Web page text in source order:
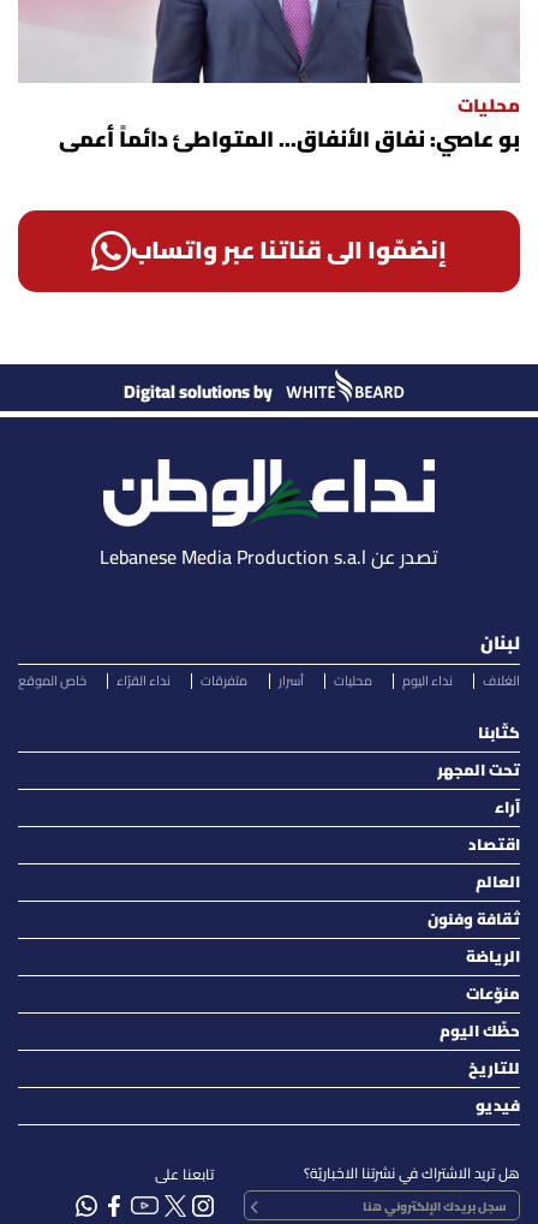
محليات
بو عاصي: نفاق الأنفاق... المتواطئ دائماً أعمى
إنضمّوا الى قناتنا عبر واتساب
Digital solutions by
تصدر عن Lebanese Media Production s.a.l
لبنان
الغلاف نداء اليوم محليات أسرار متفرقات نداء القرّاء خاص الموقع
كتّابنا
تحت المجهر
آراء
اقتصاد
العالم
ثقافة وفنون
الرياضة
منوّعات
حظّك اليوم
للتاريخ
فيديو
هل تريد الاشتراك في نشرتنا الاخباريّة؟ تابعنا على